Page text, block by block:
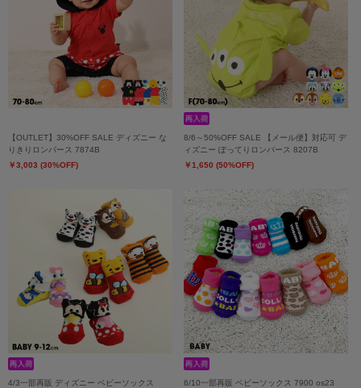
【OUTLET】30%OFF SALE ディズニー な
りきりロンパース 7874B
￥3,003 (30%OFF)
8/6～50%OFF SALE 【メール便】対応可 デ
ィズニー ぽってりロンパース 8207B
￥1,650 (50%OFF)
4/3一部再販 ディズニー ベビーソックス
6/10一部再販 ベビーソックス 7900 os23